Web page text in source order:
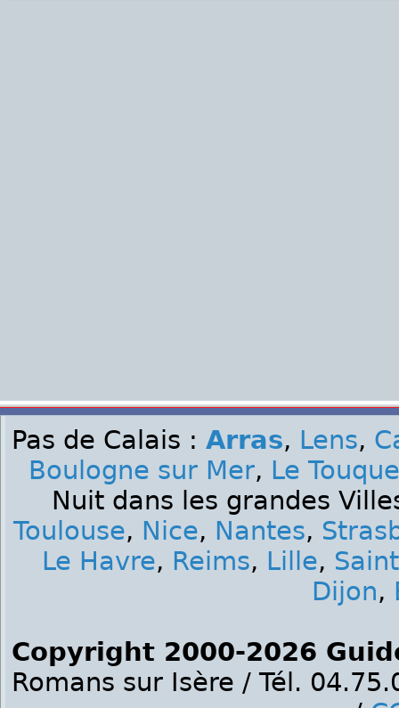
Pas de Calais : Arras, Lens,
Boulogne sur Mer, Le
Nuit dans les grandes
Toulouse, Nice, Nantes,
Le Havre, Reims, Lille,
Dijon,
Copyright 2000-2026
Romans sur Isère / Tél.